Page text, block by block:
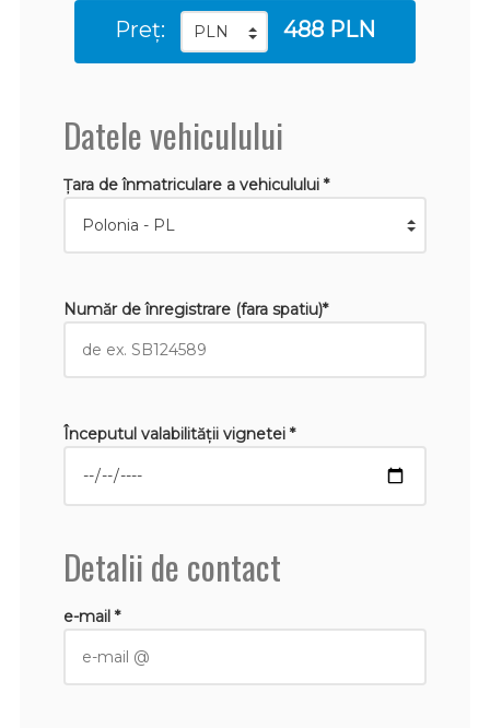
Preț: 488 PLN
Datele vehiculului
Țara de înmatriculare a vehiculului *
Număr de înregistrare (fara spatiu)*
Începutul valabilităţii vignetei *
Detalii de contact
e-mail *